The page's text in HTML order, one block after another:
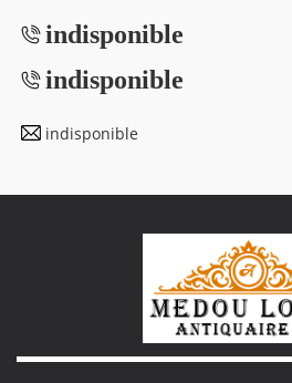
indisponible
indisponible
indisponible